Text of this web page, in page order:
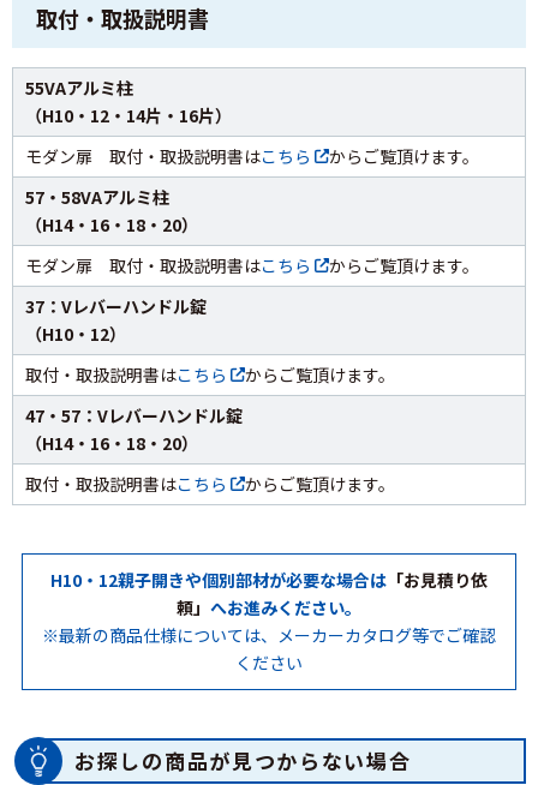
取付・取扱説明書
55VAアルミ柱
（H10・12・14片・16片）
モダン扉 取付・取扱説明書はこちら
からご覧頂けます。
57・58VAアルミ柱
（H14・16・18・20）
モダン扉 取付・取扱説明書はこちら
からご覧頂けます。
37：Vレバーハンドル錠
（H10・12）
取付・取扱説明書はこちら
からご覧頂けます。
47・57：Vレバーハンドル錠
（H14・16・18・20）
取付・取扱説明書はこちら からご覧頂けます。
H10・12親子開きや個別部材が必要な場合は 「お見積り依
頼」 へお進みください。
※最新の商品仕様については、メーカーカタログ等でご確認
ください
お探しの商品が見つからない場合